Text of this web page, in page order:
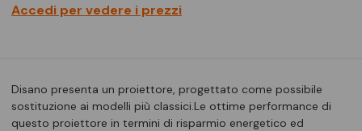
Accedi per vedere i prezzi
Disano presenta un proiettore, progettato come possibile
sostituzione ai modelli più classici.Le ottime performance di
questo proiettore in termini di risparmio energetico ed